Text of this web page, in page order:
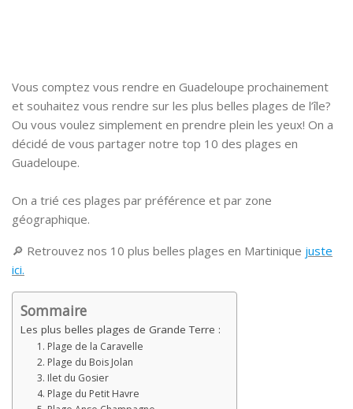
Vous comptez vous rendre en Guadeloupe prochainement
et souhaitez vous rendre sur les plus belles plages de l’île?
Ou vous voulez simplement en prendre plein les yeux! On a
décidé de vous partager notre top 10 des plages en
Guadeloupe.
On a trié ces plages par préférence et par zone
géographique.
🔎 Retrouvez nos 10 plus belles plages en Martinique juste
ici.
Sommaire
Les plus belles plages de Grande Terre :
1. Plage de la Caravelle
2. Plage du Bois Jolan
3. Ilet du Gosier
4. Plage du Petit Havre